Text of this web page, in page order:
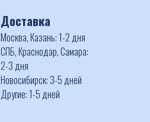
Доставка
Москва, Казань: 1-2 дня
СПБ, Краснодар, Самара:
2-3 дня
Новосибирск: 3-5 дней
Другие: 1-5 дней